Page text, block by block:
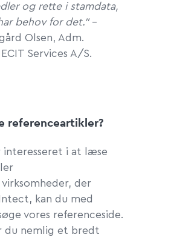
og rette i stamdata,
behov for det.” –
Olsen, Adm.
Services A/S.
referenceartikler?
interesseret i at læse
der
kan du med
vores referenceside.
du nemlig et bredt